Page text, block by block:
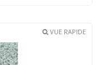
VUE RAPIDE